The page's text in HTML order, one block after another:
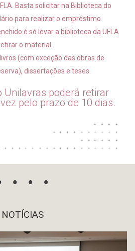
Basta solicitar na Biblioteca do
para realizar o empréstimo.
é só levar a biblioteca da UFLA
o material.
(com exceção das obras de
dissertações e teses.
Unilavras poderá retirar
pelo prazo de 10 dias.
NOTÍCIAS